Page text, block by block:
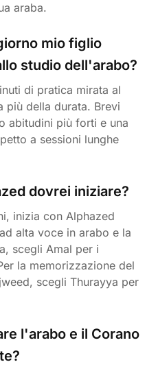
araba.
mio figlio
studio dell'arabo?
di pratica mirata al
più della durata. Brevi
abitudini più forti e una
a sessioni lunghe
dovrei iniziare?
inizia con Alphazed
alta voce in arabo e la
scegli Amal per i
la memorizzazione del
scegli Thurayya per
l'arabo e il Corano